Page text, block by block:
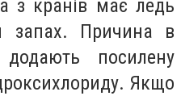
з кранів має ледь
запах. Причина в
посилену
Якщо